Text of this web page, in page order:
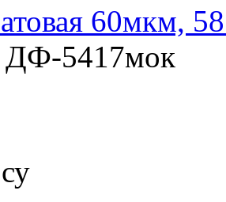
60мкм,
ДФ-5417мок